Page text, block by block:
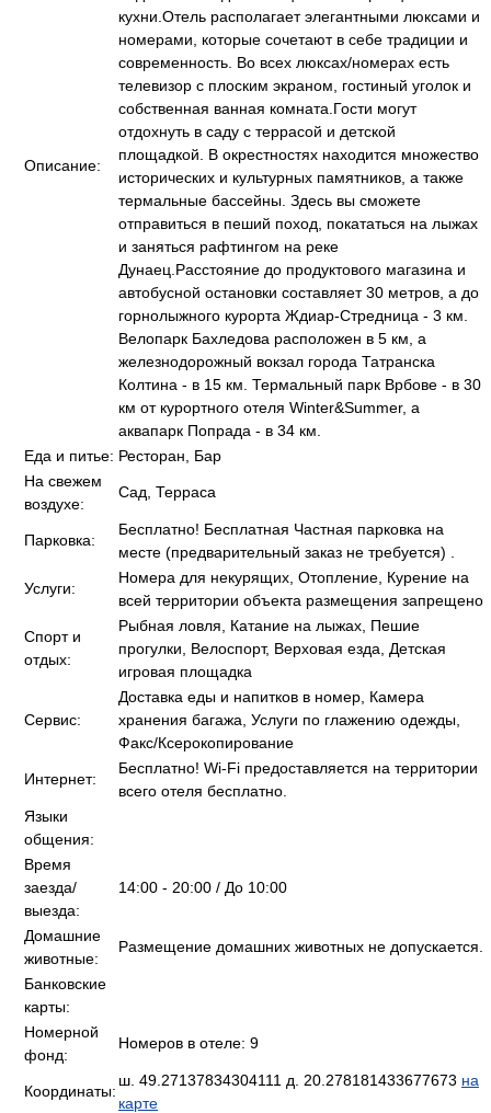
Описание:
кухни.Отель располагает элегантными люксами и
номерами, которые сочетают в себе традиции и
современность. Во всех люксах/номерах есть
телевизор с плоским экраном, гостиный уголок и
собственная ванная комната.Гости могут
отдохнуть в саду с террасой и детской
площадкой. В окрестностях находится множество
исторических и культурных памятников, а также
термальные бассейны. Здесь вы сможете
отправиться в пеший поход, покататься на лыжах
и заняться рафтингом на реке
Дунаец.Расстояние до продуктового магазина и
автобусной остановки составляет 30 метров, а до
горнолыжного курорта Ждиар-Стредница - 3 км.
Велопарк Бахледова расположен в 5 км, а
железнодорожный вокзал города Татранска
Колтина - в 15 км. Термальный парк Врбове - в 30
км от курортного отеля Winter&Summer, а
аквапарк Попрада - в 34 км.
Еда и питье: Ресторан, Бар
На свежем
воздухе:
Сад, Терраса
Парковка:
Бесплатно! Бесплатная Частная парковка на
месте (предварительный заказ не требуется) .
Услуги:
Номера для некурящих, Отопление, Курение на
всей территории объекта размещения запрещено
Спорт и
отдых:
Рыбная ловля, Катание на лыжах, Пешие
прогулки, Велоспорт, Верховая езда, Детская
игровая площадка
Сервис:
Доставка еды и напитков в номер, Камера
хранения багажа, Услуги по глажению одежды,
Факс/Ксерокопирование
Интернет:
Бесплатно! Wi-Fi предоставляется на территории
всего отеля бесплатно.
Языки
общения:
Время
заезда/
выезда:
14:00 - 20:00 / До 10:00
Домашние
животные:
Размещение домашних животных не допускается.
Банковские
карты:
Номерной
фонд:
Номеров в отеле: 9
Координаты:
ш. 49.27137834304111 д. 20.278181433677673 на
карте